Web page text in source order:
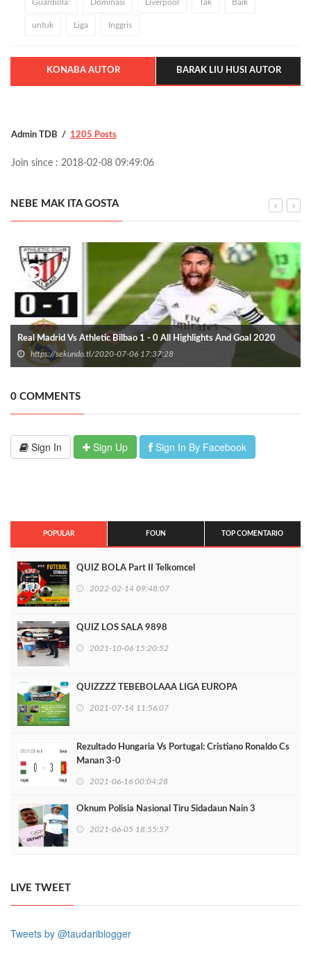
Guardiola: Dominasi Liverpool Tak Baik
untuk Liga Inggris
KONABA AUTOR BARAK LIU HUSI AUTOR
Admin TDB 1205 Posts
Join since : 2018-02-08 09:49:06
NEBE MAK ITA GOSTA
Real Madrid Vs Athletic Bilbao 1 - 0 All Highlights And Goal 2020
https://sekundo.tl/2020-07-06 17:37:28
0 COMMENTS
Sign In Sign Up Sign In By Facebook
POPULAR FOUN TOP COMENTARIO
QUIZ BOLA Part II Telkomcel
2022-02-14 09:48:07
QUIZ LOS SALA 9898
2021-10-06 15:20:52
QUIZZZZ TEBEBOLAAA LIGA EUROPA
2021-07-14 11:56:07
Rezultado Hungaria Vs Portugal: Cristiano Ronaldo Cs
Manan 3-0
2021-06-16 00:04:28
Oknum Polisia Nasional Tiru Sidadaun Nain 3
2021-06-05 18:55:57
LIVE TWEET
Tweets by @taudariblogger